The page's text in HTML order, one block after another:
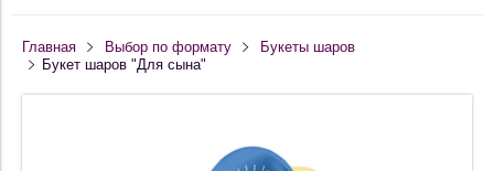
Главная Выбор по формату
Букеты шаров
Букет шаров "Для сына"